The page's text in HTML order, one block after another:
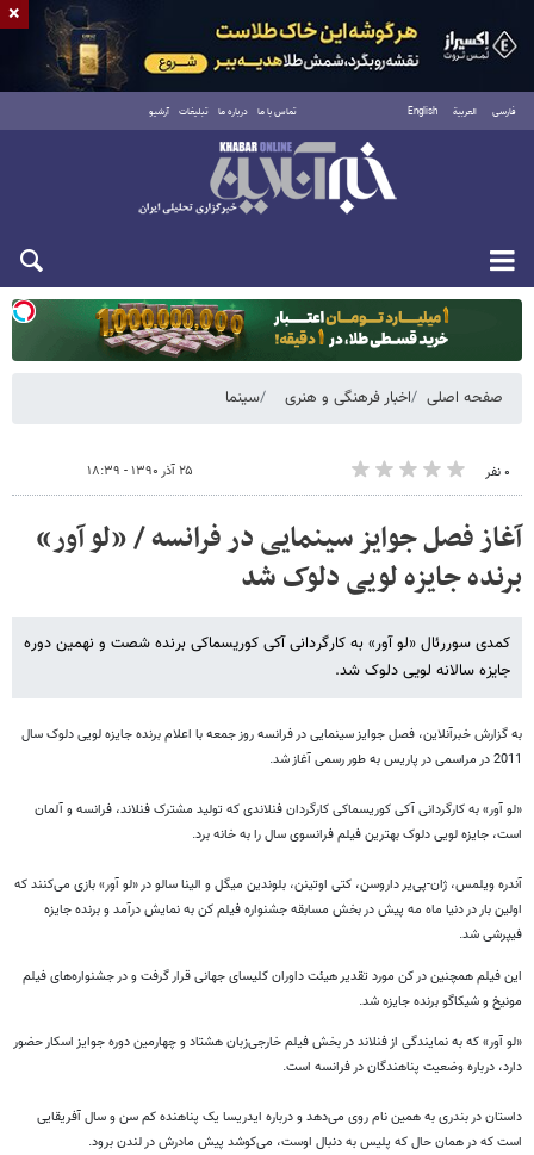
فارسی العربية English تماس با ما درباره ما تبلیغات آرشیو
یکشنبه ۱۸ مرداد ۱۴۰۵
صفحه اصلی اخبار فرهنگی و هنری سینما
۰ نفر ۲۵ آذر ۱۳۹۰ - ۱۸:۳۹
آغاز فصل جوایز سینمایی در فرانسه / «لو آور»
برنده جایزه لویی دلوک شد
کمدی سوررئال «لو آور» به کارگردانی آکی کوریسماکی برنده شصت و نهمین دوره
جایزه سالانه لویی دلوک شد.
به گزارش خبرآنلاین، فصل جوایز سینمایی در فرانسه روز جمعه با اعلام برنده جایزه لویی دلوک سال
2011 در مراسمی در پاریس به طور رسمی آغاز شد.
«لو آور» به کارگردانی آکی کوریسماکی کارگردان فنلاندی که تولید مشترک فنلاند، فرانسه و آلمان
است، جایزه لویی دلوک بهترین فیلم فرانسوی سال را به خانه برد.
آندره ویلمس، ژان‌-‌پی‌یر داروسن، کتی اوتینن، بلوندین میگل و الینا سالو در «لو آور» بازی می‌کنند که
اولین بار در دنیا ماه مه پیش در بخش مسابقه جشنواره فیلم کن به نمایش درآمد و برنده جایزه
فیپرشی شد.
این فیلم همچنین در کن مورد تقدیر هیئت داوران کلیسای جهانی قرار گرفت و در جشنواره‌های فیلم
مونیخ و شیکاگو برنده جایزه شد.
«لو آور» که به نمایندگی از فنلاند در بخش فیلم خارجی‌زبان هشتاد و چهارمین دوره جوایز اسکار حضور
دارد، درباره وضعیت پناهندگان در فرانسه است.
داستان در بندری به همین نام روی می‌دهد و درباره ایدریسا یک پناهنده کم سن و سال آفریقایی
است که در همان حال که پلیس به دنبال اوست، می‌کوشد پیش مادرش در لندن برود.
×